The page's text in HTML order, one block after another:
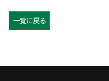
一覧に戻る